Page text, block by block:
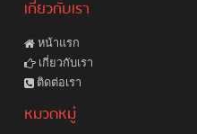
เกี่ยวกับเรา
หน้าแรก
เกี่ยวกับเรา
ติดต่อเรา
หมวดหมู่